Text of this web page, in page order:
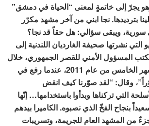
يجرّ إلى خاتمةٍ لمعنى “الحياة في دمشق”
بترديدها. نجا ابني من آخر مشهد مكرّر
سورية، ويبقى سؤالي: هل حقاً قد نجا؟
التي نشرتها صحيفة الغارديان اللندنية إلى
المسؤول الأمني للقصر الجمهوري، خلال
تحقيقه معي في الشهر الخامس من عام 2011، عندما رفع في
وقال: “لقد صوّرنا كيف انقض
التي تركناها وبدأوا باستخدامها… إنّها
بنجاح الفخّ الذي نصبوه. الكاميرا بيدهم
من المشهد العام للجريمة، وتسريبات